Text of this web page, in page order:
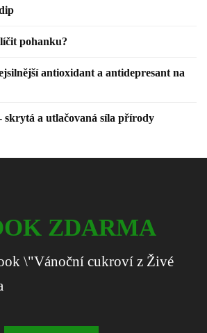
pohanku?
antioxidant a antidepresant na
skrytá a utlačovaná síla přírody
ZDARMA
\"Vánoční cukroví z Živé